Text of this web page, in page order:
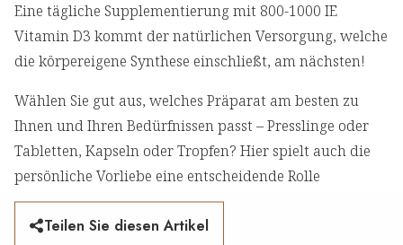
Eine tägliche Supplementierung mit 800-1000 IE
Vitamin D3 kommt der natürlichen Versorgung, welche
die körpereigene Synthese einschließt, am nächsten!
Wählen Sie gut aus, welches Präparat am besten zu
Ihnen und Ihren Bedürfnissen passt – Presslinge oder
Tabletten, Kapseln oder Tropfen? Hier spielt auch die
persönliche Vorliebe eine entscheidende Rolle
Teilen Sie diesen Artikel